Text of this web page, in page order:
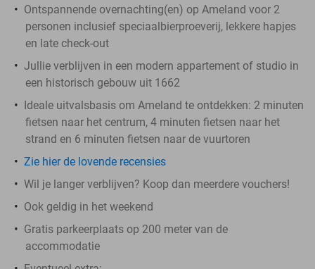
Ontspannende overnachting(en) op Ameland voor 2
personen inclusief speciaalbierproeverij, lekkere hapjes
en late check-out
Jullie verblijven in een modern appartement of studio in
een historisch gebouw uit 1662
Ideale uitvalsbasis om Ameland te ontdekken: 2 minuten
fietsen naar het centrum, 4 minuten fietsen naar het
strand en 6 minuten fietsen naar de vuurtoren
Zie hier de lovende recensies
Wil je langer verblijven? Koop dan meerdere vouchers!
Ook geldig in het weekend
Gratis parkeerplaats op 200 meter van de
accommodatie